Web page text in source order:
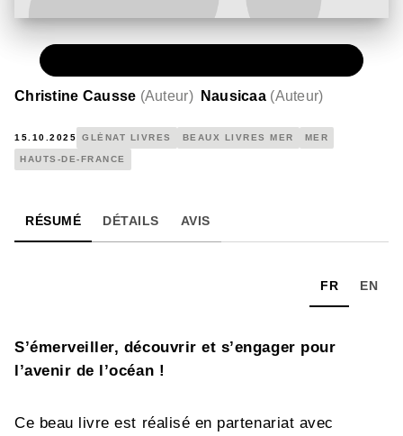
Christine Causse (Auteur) Nausicaa (Auteur)
15.10.2025 GLÉNAT LIVRES BEAUX LIVRES MER MER
HAUTS-DE-FRANCE
RÉSUMÉ DÉTAILS AVIS
FR EN
S’émerveiller, découvrir et s’engager pour
l’avenir de l’océan !
Ce beau livre est réalisé en partenariat avec